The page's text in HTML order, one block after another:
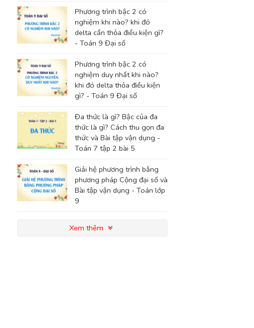
Phương trình bậc 2 có
nghiệm khi nào? khi đó
delta cần thỏa điều kiện gì?
- Toán 9 Đại số
Phương trình bậc 2 có
nghiệm duy nhất khi nào?
khi đó delta thỏa điều kiện
gì? - Toán 9 Đại số
Đa thức là gì? Bậc của đa
thức là gì? Cách thu gọn đa
thức và Bài tập vận dụng -
Toán 7 tập 2 bài 5
Giải hệ phương trình bằng
phương pháp Cộng đại số và
Bài tập vận dụng - Toán lớp
9
Xem thêm